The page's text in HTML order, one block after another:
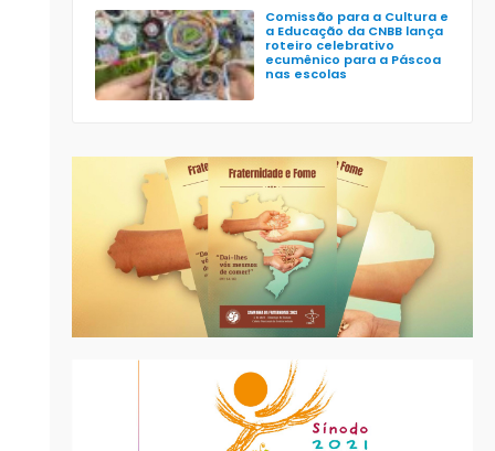
Comissão para a Cultura e
a Educação da CNBB lança
roteiro celebrativo
ecumênico para a Páscoa
nas escolas